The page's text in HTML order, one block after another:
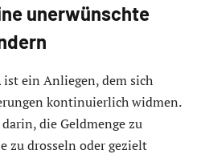
unerwünschte
ist ein Anliegen, dem sich
kontinuierlich widmen.
die Geldmenge zu
zu drosseln oder gezielt